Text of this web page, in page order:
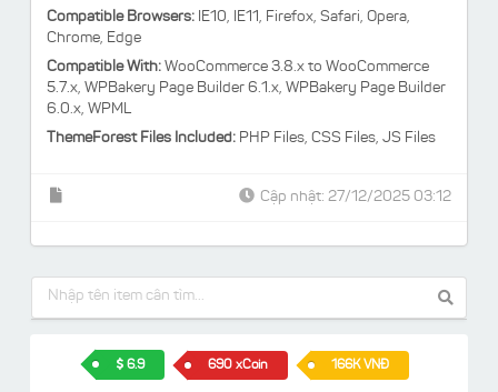
Compatible Browsers: IE10, IE11, Firefox, Safari, Opera,
Chrome, Edge
Compatible With: WooCommerce 3.8.x to WooCommerce
5.7.x, WPBakery Page Builder 6.1.x, WPBakery Page Builder
6.0.x, WPML
ThemeForest Files Included: PHP Files, CSS Files, JS Files
Cập nhật: 27/12/2025 03:12
6.9 690 xCoin 166K VNĐ